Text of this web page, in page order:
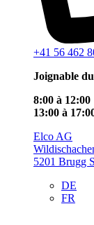
+41 56 462
Joignable
8:00 à 12:00
13:00 à
Elco AG
5201 Brugg S
DE
FR